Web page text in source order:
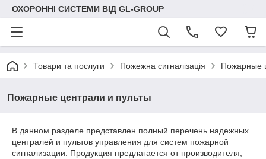
ОХОРОННІ СИСТЕМИ ВІД GL-GROUP
Товари та послуги Пожежна сигналізація Пожарные
Пожарные централи и пульты
В данном разделе представлен полный перечень надежных
централей и пультов управления для систем пожарной
сигнализации. Продукция предлагается от производителя,